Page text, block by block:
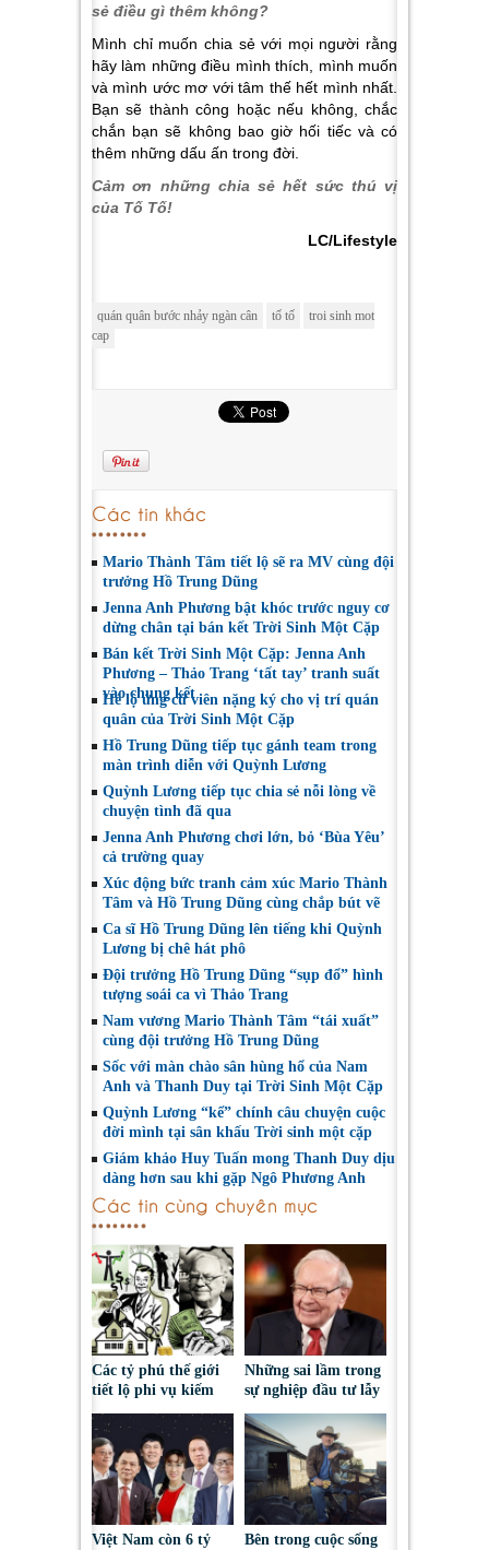
sẻ điều gì thêm không?
Mình chỉ muốn chia sẻ với mọi người rằng
hãy làm những điều mình thích, mình muốn
và mình ước mơ với tâm thế hết mình nhất.
Bạn sẽ thành công hoặc nếu không, chắc
chắn bạn sẽ không bao giờ hối tiếc và có
thêm những dấu ấn trong đời.
Cảm ơn những chia sẻ hết sức thú vị
của Tố Tố!
LC/Lifestyle
quán quân bước nhảy ngàn cân tố tố
troi sinh mot
cap
Các tin khác
Mario Thành Tâm tiết lộ sẽ ra MV cùng đội
trưởng Hồ Trung Dũng
Jenna Anh Phương bật khóc trước nguy cơ
dừng chân tại bán kết Trời Sinh Một Cặp
Bán kết Trời Sinh Một Cặp: Jenna Anh
Phương – Thảo Trang ‘tất tay’ tranh suất
vào chung kết
Hé lộ ứng cử viên nặng ký cho vị trí quán
quân của Trời Sinh Một Cặp
Hồ Trung Dũng tiếp tục gánh team trong
màn trình diễn với Quỳnh Lương
Quỳnh Lương tiếp tục chia sẻ nỗi lòng về
chuyện tình đã qua
Jenna Anh Phương chơi lớn, bỏ ‘Bùa Yêu’
cả trường quay
Xúc động bức tranh cảm xúc Mario Thành
Tâm và Hồ Trung Dũng cùng chắp bút vẽ
Ca sĩ Hồ Trung Dũng lên tiếng khi Quỳnh
Lương bị chê hát phô
Đội trưởng Hồ Trung Dũng “sụp đổ” hình
tượng soái ca vì Thảo Trang
Nam vương Mario Thành Tâm “tái xuất”
cùng đội trưởng Hồ Trung Dũng
Sốc với màn chào sân hùng hổ của Nam
Anh và Thanh Duy tại Trời Sinh Một Cặp
Quỳnh Lương “kể” chính câu chuyện cuộc
đời mình tại sân khấu Trời sinh một cặp
Giám khảo Huy Tuấn mong Thanh Duy dịu
dàng hơn sau khi gặp Ngô Phương Anh
Các tin cùng chuyên mục
Các tỷ phú thế giới
tiết lộ phi vụ kiếm
tiền đầu tiên
Những sai lầm trong
sự nghiệp đầu tư lẫy
lừng của tỷ phú
Warren Buffet
Việt Nam còn 6 tỷ
Bên trong cuộc sống